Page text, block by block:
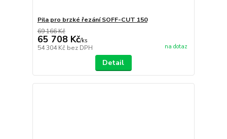
Pila pro brzké řezání SOFF-CUT 150
69 166 Kč
65 708 Kč/ks
54 304 Kč bez DPH na dotaz
Detail